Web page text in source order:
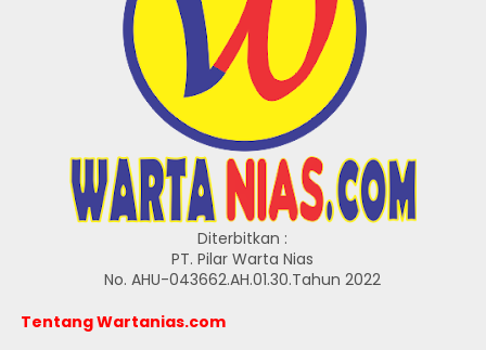
Diterbitkan :
PT. Pilar Warta Nias
No. AHU-043662.AH.01.30.Tahun 2022
Tentang Wartanias.com